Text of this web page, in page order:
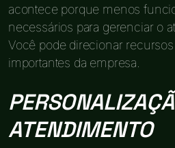
acontece porque menos
necessários para gerenciar o
Você pode direcionar recursos
importantes da empresa.
ATENDIMENTO